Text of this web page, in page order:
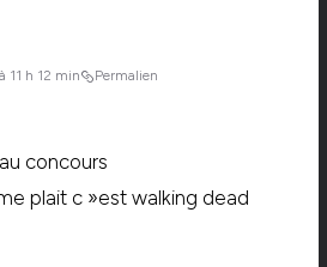
11 h 12 min Permalien
concours
plait c »est walking dead